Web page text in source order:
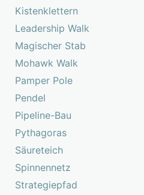
Kistenklettern
Leadership Walk
Magischer Stab
Mohawk Walk
Pamper Pole
Pendel
Pipeline-Bau
Pythagoras
Säureteich
Spinnennetz
Strategiepfad